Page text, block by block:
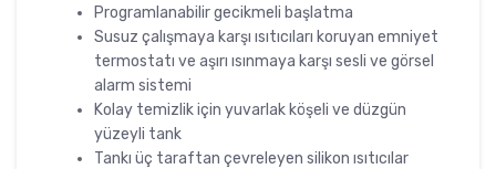
Programlanabilir gecikmeli başlatma
Susuz çalışmaya karşı ısıtıcıları koruyan emniyet
termostatı ve aşırı ısınmaya karşı sesli ve görsel
alarm sistemi
Kolay temizlik için yuvarlak köşeli ve düzgün
yüzeyli tank
Tankı üç taraftan çevreleyen silikon ısıtıcılar